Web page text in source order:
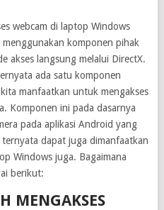
webcam di laptop Windows
komponen pihak
akses langsung melalui DirectX.
ada satu komponen
manfaatkan untuk mengakses
Komponen ini pada dasarnya
pada aplikasi Android yang
dapat juga dimanfaatkan
Windows juga. Bagaimana
berikut:
MENGAKSES